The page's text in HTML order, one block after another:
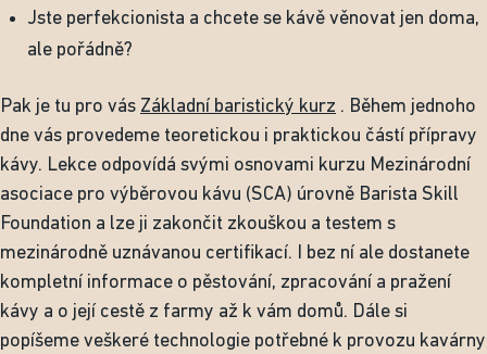
Jste perfekcionista a chcete se kávě věnovat jen doma,
ale pořádně?
Pak je tu pro vás Základní baristický kurz . Během jednoho
dne vás provedeme teoretickou i praktickou částí přípravy
kávy. Lekce odpovídá svými osnovami kurzu Mezinárodní
asociace pro výběrovou kávu (SCA) úrovně Barista Skill
Foundation a lze ji zakončit zkouškou a testem s
mezinárodně uznávanou certifikací. I bez ní ale dostanete
kompletní informace o pěstování, zpracování a pražení
kávy a o její cestě z farmy až k vám domů. Dále si
popíšeme veškeré technologie potřebné k provozu kavárny